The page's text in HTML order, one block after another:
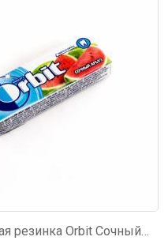
Жевательная резинка Orbit Сочный арбуз 13,6г